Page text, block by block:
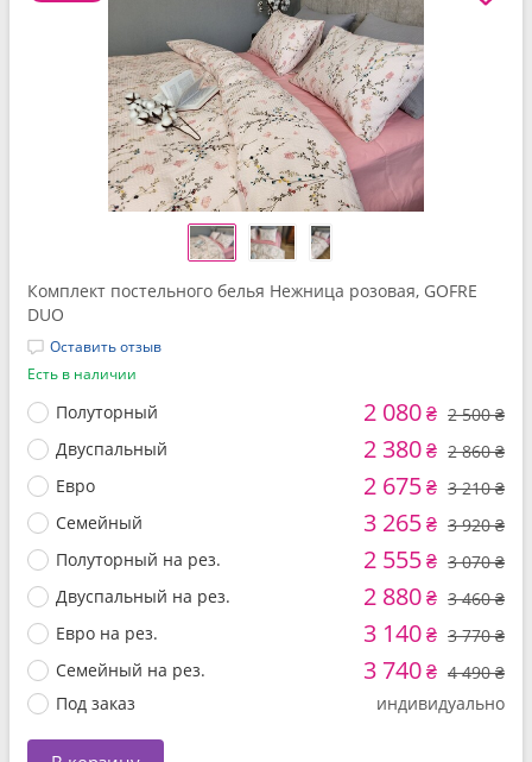
Комплект постельного белья Нежница розовая, GOFRE
DUO
Оставить отзыв
Есть в наличии
Полуторный 2 080₴ 2 500 ₴
Двуспальный
2 380₴ 2 860 ₴
Евро
2 675₴ 3 210 ₴
Семейный
3 265₴ 3 920 ₴
Полуторный на рез.
2 555₴ 3 070 ₴
Двуспальный на рез.
2 880₴ 3 460 ₴
Евро на рез.
3 140₴ 3 770 ₴
Семейный на рез.
3 740₴ 4 490 ₴
Под заказ
индивидуально